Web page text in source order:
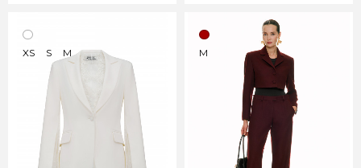
XS S M M